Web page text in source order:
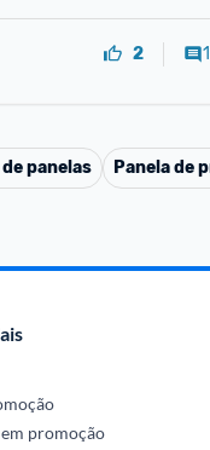
2 1
panelas Panela de
promoção